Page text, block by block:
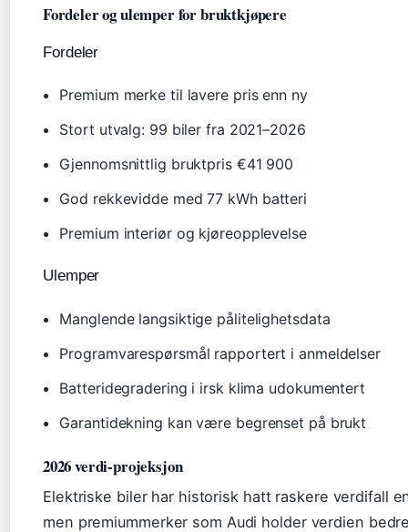
Fordeler og ulemper for bruktkjøpere
Fordeler
Premium merke til lavere pris enn ny
Stort utvalg: 99 biler fra 2021–2026
Gjennomsnittlig bruktpris €41 900
God rekkevidde med 77 kWh batteri
Premium interiør og kjøreopplevelse
Ulemper
Manglende langsiktige pålitelighetsdata
Programvarespørsmål rapportert i anmeldelser
Batteridegradering i irsk klima udokumentert
Garantidekning kan være begrenset på brukt
2026 verdi-projeksjon
Elektriske biler har historisk hatt raskere verdifall
men premiummerker som Audi holder verdien